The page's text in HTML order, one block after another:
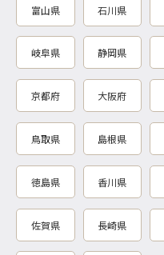
富山県 石川県
岐阜県 静岡県
京都府 大阪府
鳥取県 島根県
徳島県 香川県
佐賀県 長崎県